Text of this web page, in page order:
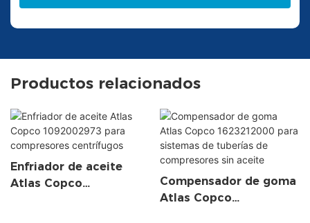
Productos relacionados
Enfriador de aceite
Atlas Copco
Compensador de goma
Atlas Copco